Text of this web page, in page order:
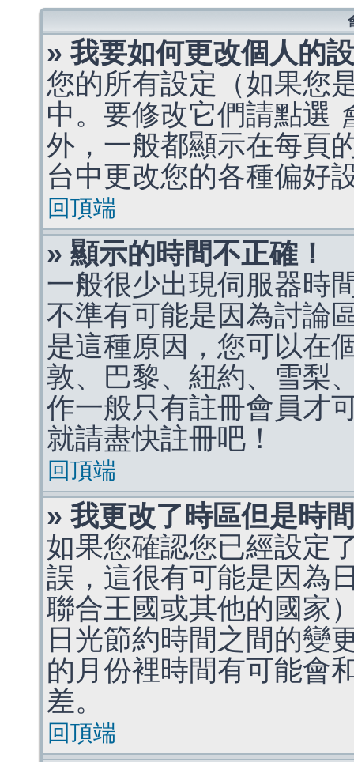
» 我要如何更改個人的
您的所有設定（如果您
中。要修改它們請點選
外，一般都顯示在每頁
台中更改您的各種偏好
回頂端
» 顯示的時間不正確！
一般很少出現伺服器時
不準有可能是因為討論
是這種原因，您可以在
敦、巴黎、紐約、雪梨
作一般只有註冊會員才
就請盡快註冊吧！
回頂端
» 我更改了時區但是時
如果您確認您已經設定
誤，這很有可能是因為
聯合王國或其他的國家
日光節約時間之間的變
的月份裡時間有可能會
差。
回頂端